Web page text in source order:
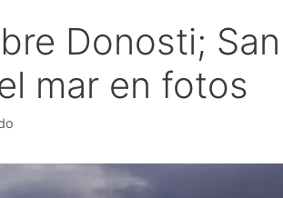
Donosti; San
mar en fotos